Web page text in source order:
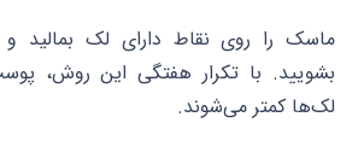
بشویید. با تکرار هفتگی این روش،
لک‌ها کمتر می‌شوند.